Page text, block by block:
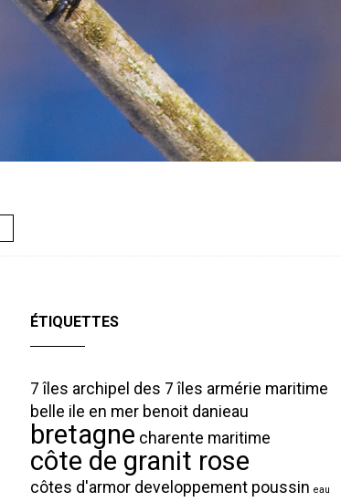
ÉTIQUETTES
7 îles archipel des 7 îles armérie maritime
belle ile en mer benoit danieau
bretagne charente maritime
côte de granit rose
côtes d'armor developpement poussin eau